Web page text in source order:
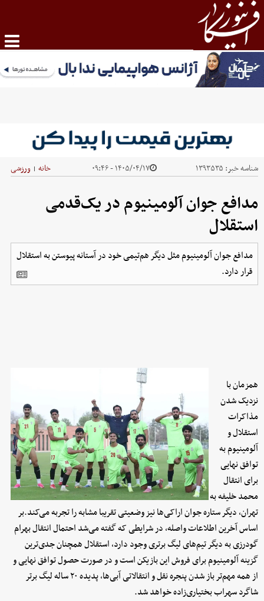
شناسه خبر: ۱۳۹۳۵۳۵ ۱۴۰۵/۰۴/۱۷ - ۰۹:۴۶ خانه | ورزشی
مدافع جوان آلومینیوم در یک‌قدمی
استقلال
مدافع جوان آلومینیوم مثل دیگر هم‌تیمی خود در آستانه پیوستن به استقلال
قرار دارد.
همزمان با
نزدیک شدن
مذاکرات
استقلال و
آلومینیوم به
توافق نهایی
برای انتقال
محمد خلیفه به
تهران‌، دیگر ستاره جوان اراکی‌ها نیز وضعیتی تقریبا مشابه را تجربه می‌کند.بر
اساس آخرین اطلاعات واصله، در شرایطی که گفته می‌شد احتمال انتقال بهرام
گودرزی به دیگر تیم‌های لیگ برتری وجود دارد، استقلال همچنان جدی‌ترین
گزینه آلومینیوم برای فروش این بازیکن است و در صورت حصول توافق نهایی و
از همه مهم‌تر باز شدن پنجره نقل و انتقالاتی آبی‌ها، پدیده ۲۰ ساله لیگ برتر
شاگرد سهراب بختیاری‌زاده خواهد شد.